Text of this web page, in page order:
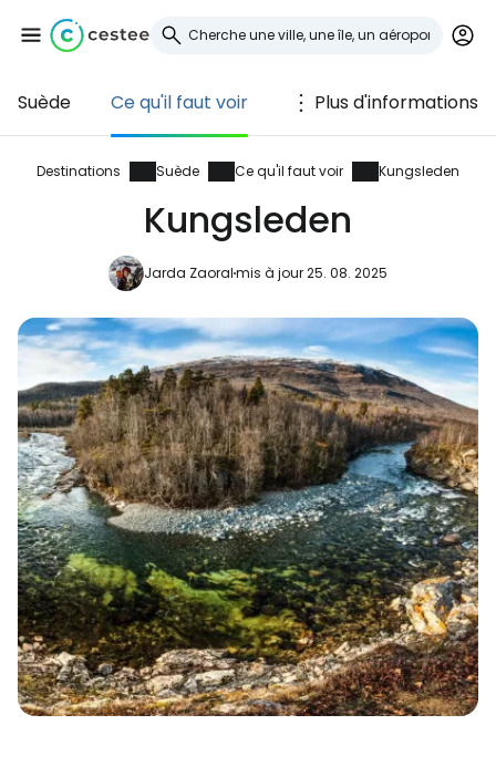
Suède Ce qu'il faut voir Plus d'informations
Destinations Suède Ce qu'il faut voir Kungsleden
Kungsleden
Jarda Zaoralmis à jour 25. 08. 2025
Se connecter à
Cestee
... la communauté mondiale des voyageurs
Continuer avec Facebook
Poursuivre avec le courrier
électronique